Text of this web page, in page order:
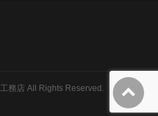
務店 All Rights Reserved.